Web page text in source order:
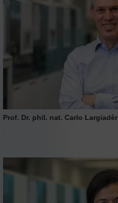
Prof. Dr. phil. nat. Carlo Largiadèr